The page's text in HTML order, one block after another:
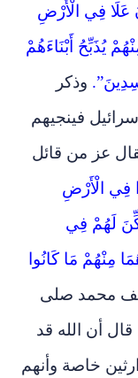
عَلَا فِي الْأَرْضِ
يُذَبِّحُ أَبْنَاءَهُمْ
وذكر
فينجيهم
عز من قائل
فِي الْأَرْضِ
لَهُمْ فِي
مِنْهُمْ مَا كَانُوا
محمد صلى
أن الله قد
خاصة وأنهم